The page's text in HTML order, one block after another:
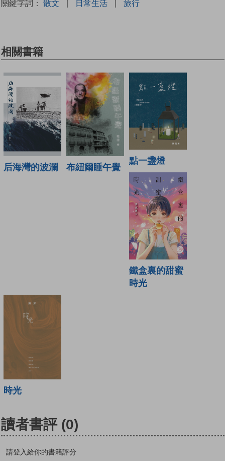
關鍵字詞： 散文 | 日常生活 | 旅行
相關書籍
后海灣的波瀾 布紐爾睡午覺
點一盞燈
鐵盒裏的甜蜜
時光
時光
讀者書評 (0)
請登入給你的書籍評分